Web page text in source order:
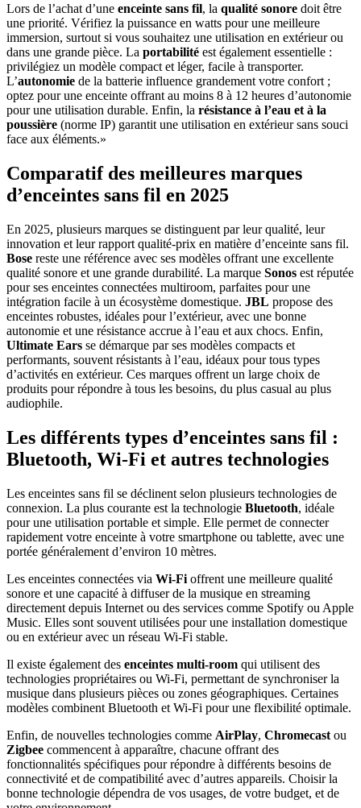
Lors de l’achat d’une enceinte sans fil, la qualité sonore doit être
une priorité. Vérifiez la puissance en watts pour une meilleure
immersion, surtout si vous souhaitez une utilisation en extérieur ou
dans une grande pièce. La portabilité est également essentielle :
privilégiez un modèle compact et léger, facile à transporter.
L’autonomie de la batterie influence grandement votre confort ;
optez pour une enceinte offrant au moins 8 à 12 heures d’autonomie
pour une utilisation durable. Enfin, la résistance à l’eau et à la
poussière (norme IP) garantit une utilisation en extérieur sans souci
face aux éléments.»
Comparatif des meilleures marques
d’enceintes sans fil en 2025
En 2025, plusieurs marques se distinguent par leur qualité, leur
innovation et leur rapport qualité-prix en matière d’enceinte sans fil.
Bose reste une référence avec ses modèles offrant une excellente
qualité sonore et une grande durabilité. La marque Sonos est réputée
pour ses enceintes connectées multiroom, parfaites pour une
intégration facile à un écosystème domestique. JBL propose des
enceintes robustes, idéales pour l’extérieur, avec une bonne
autonomie et une résistance accrue à l’eau et aux chocs. Enfin,
Ultimate Ears se démarque par ses modèles compacts et
performants, souvent résistants à l’eau, idéaux pour tous types
d’activités en extérieur. Ces marques offrent un large choix de
produits pour répondre à tous les besoins, du plus casual au plus
audiophile.
Les différents types d’enceintes sans fil :
Bluetooth, Wi-Fi et autres technologies
Les enceintes sans fil se déclinent selon plusieurs technologies de
connexion. La plus courante est la technologie Bluetooth, idéale
pour une utilisation portable et simple. Elle permet de connecter
rapidement votre enceinte à votre smartphone ou tablette, avec une
portée généralement d’environ 10 mètres.
Les enceintes connectées via Wi-Fi offrent une meilleure qualité
sonore et une capacité à diffuser de la musique en streaming
directement depuis Internet ou des services comme Spotify ou Apple
Music. Elles sont souvent utilisées pour une installation domestique
ou en extérieur avec un réseau Wi-Fi stable.
Il existe également des enceintes multi-room qui utilisent des
technologies propriétaires ou Wi-Fi, permettant de synchroniser la
musique dans plusieurs pièces ou zones géographiques. Certaines
modèles combinent Bluetooth et Wi-Fi pour une flexibilité optimale.
Enfin, de nouvelles technologies comme AirPlay, Chromecast ou
Zigbee commencent à apparaître, chacune offrant des
fonctionnalités spécifiques pour répondre à différents besoins de
connectivité et de compatibilité avec d’autres appareils. Choisir la
bonne technologie dépendra de vos usages, de votre budget, et de